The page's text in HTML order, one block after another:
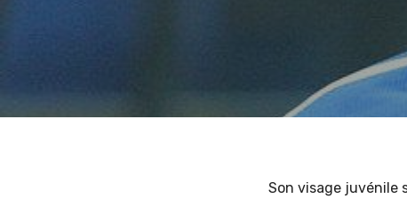
QUENTIN
Son visage juvénile